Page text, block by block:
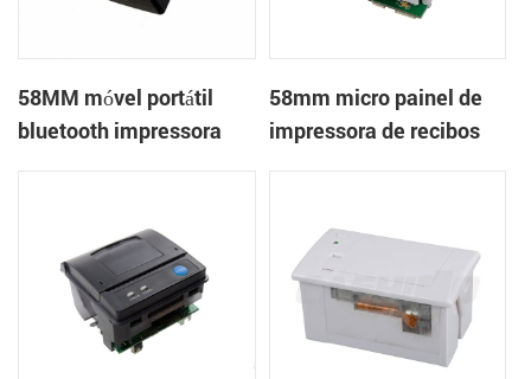
58MM móvel portátil
bluetooth impressora
58mm micro painel de
impressora de recibos